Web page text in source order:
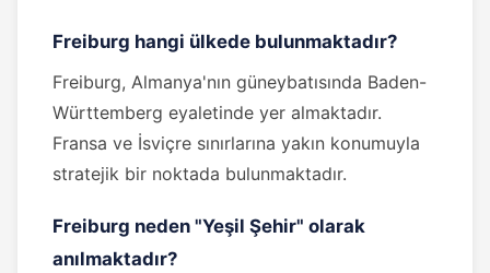
Freiburg hangi ülkede bulunmaktadır?
Freiburg, Almanya'nın güneybatısında Baden-
Württemberg eyaletinde yer almaktadır.
Fransa ve İsviçre sınırlarına yakın konumuyla
stratejik bir noktada bulunmaktadır.
Freiburg neden "Yeşil Şehir" olarak
anılmaktadır?